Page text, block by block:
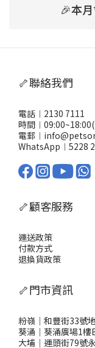
症。多種維他命B群
食，比較細隻或者
優先選用AKANE
孩更見效果：活動
要寵物每日活力充沛
食品 係主人嘅最佳
🎉本
🦴聯絡我們
電話︱2130 7111
時間
電郵
WhatsApp︱ 5228
🦴顧客服務
運送政策
付款方式
退換貨政策
🦴門市資訊
粉嶺｜和豐街33號
葵涌｜葵涌廣場1樓
大埔｜運頭街79號